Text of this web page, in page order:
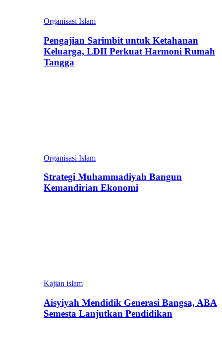
Organisasi Islam
Pengajian Sarimbit untuk Ketahanan
Keluarga, LDII Perkuat Harmoni Rumah
Tangga
Organisasi Islam
Strategi Muhammadiyah Bangun
Kemandirian Ekonomi
Kajian islam
Aisyiyah Mendidik Generasi Bangsa, ABA
Semesta Lanjutkan Pendidikan